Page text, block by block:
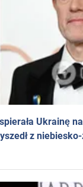
Ukrainę
z